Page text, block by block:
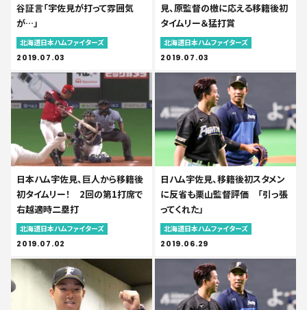
谷証言「宇佐見が打って雰囲気
が…」
北海道日本ハムファイターズ
2019.07.03
見、原監督の檄に応える移籍後初
タイムリー＆猛打賞
北海道日本ハムファイターズ
2019.07.03
日本ハム宇佐見、巨人から移籍後
初タイムリー！ 2回の第1打席で
右越適時二塁打
北海道日本ハムファイターズ
2019.07.02
日ハム宇佐見、移籍後初スタメン
に反省も栗山監督評価 「引っ張
ってくれた」
北海道日本ハムファイターズ
2019.06.29